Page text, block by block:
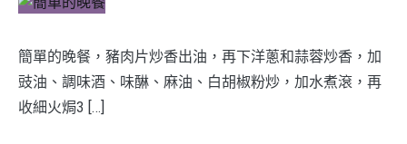
簡單的晚餐，豬肉片炒香出油，再下洋蔥和蒜蓉炒香，加
豉油、調味酒、味醂、麻油、白胡椒粉炒，加水煮滾，再
收細火焗3 […]